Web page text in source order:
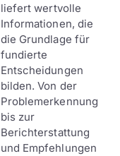
liefert wertvolle
Informationen, die
die Grundlage für
fundierte
Entscheidungen
bilden. Von der
Problemerkennung
bis zur
Berichterstattung
und Empfehlungen